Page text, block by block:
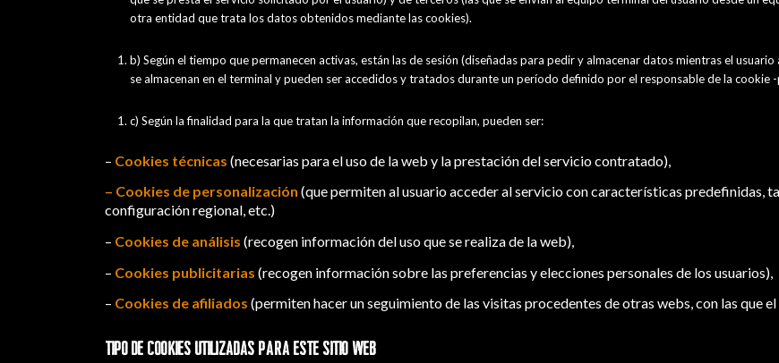
otra entidad que trata los datos obtenidos mediante las cookies).
b) Según el tiempo que permanecen activas, están las de sesión (diseñadas para pedir y almacenar datos mientras el
se almacenan en el terminal y pueden ser accedidos y tratados durante un período definido por el responsable de la cookie
c) Según la finalidad para la que tratan la información que recopilan, pueden ser:
– Cookies técnicas (necesarias para el uso de la web y la prestación del servicio contratado),
– Cookies de personalización (que permiten al usuario acceder al servicio con características predefinidas,
configuración regional, etc.)
– Cookies de análisis (recogen información del uso que se realiza de la web),
– Cookies publicitarias (recogen información sobre las preferencias y elecciones personales de los usuarios),
– Cookies de afiliados (permiten hacer un seguimiento de las visitas procedentes de otras webs, con las que
TIPO DE COOKIES UTILIZADAS PARA ESTE SITIO WEB